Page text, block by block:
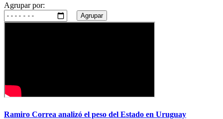
Agrupar por:
Agrupar
Ramiro Correa analizó el peso del Estado en Uruguay